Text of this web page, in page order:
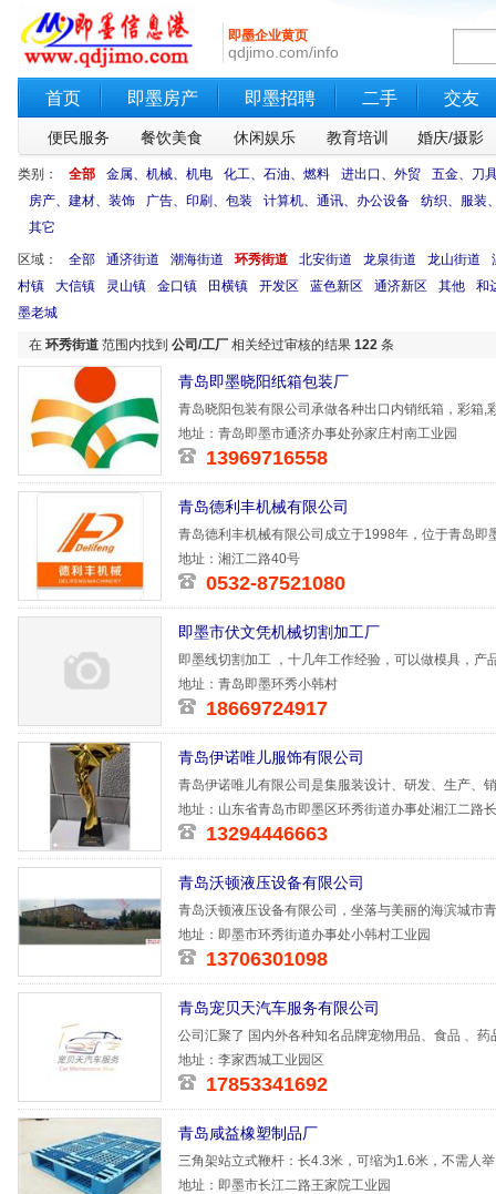
即墨企业黄页
qdjimo.com/info
首页 即墨房产 即墨招聘 二手 交友
便民服务 餐饮美食 休闲娱乐 教育培训 婚庆/摄影
类别： 全部 金属、机械、机电 化工、石油、燃料 进出口、外贸
五金、刀
房产、建材、装饰
广告、印刷、包装 计算机、通讯、办公设备
纺织、服装
其它
区域： 全部 通济街道 潮海街道 环秀街道 北安街道 龙泉街道 龙山街道
村镇
大信镇 灵山镇 金口镇 田横镇 开发区 蓝色新区 通济新区 其他
和
墨老城
在 环秀街道 范围内找到 公司/工厂 相关经过审核的结果 122 条
青岛即墨晓阳纸箱包装厂
青岛晓阳包装有限公司承做各种出口内销纸箱，彩箱,
的信誉和
地址：青岛即墨市通济办事处孙家庄村南工业园
13969716558
青岛德利丰机械有限公司
青岛德利丰机械有限公司成立于1998年，位于青岛
力于研发、
地址：湘江二路40号
0532-87521080
即墨市伏文凭机械切割加工厂
即墨线切割加工 ，十几年工作经验，可以做模具，产
地址：青岛即墨环秀小韩村
18669724917
青岛伊诺唯儿服饰有限公司
青岛伊诺唯儿有限公司是集服装设计、研发、生产、
大的供应链
地址：山东省青岛市即墨区环秀街道办事处湘江二路
13294446663
青岛沃顿液压设备有限公司
青岛沃顿液压设备有限公司，坐落与美丽的海滨城市
统、攻丝机床
地址：即墨市环秀街道办事处小韩村工业园
13706301098
青岛宠贝天汽车服务有限公司
公司汇聚了 国内外各种知名品牌宠物用品、食品 、
由国内外
地址：李家西城工业园区
17853341692
青岛咸益橡塑制品厂
三角架站立式鞭杆：长4.3米，可缩为1.6米，不需人
长：4.3米
地址：即墨市长江二路王家院工业园